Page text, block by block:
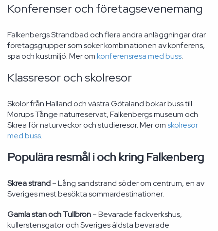
Konferenser och företagsevenemang
Falkenbergs Strandbad och flera andra anläggningar drar
företagsgrupper som söker kombinationen av konferens,
spa och kustmiljö. Mer omkonferensresa med buss.
Klassresor och skolresor
Skolor från Halland och västra Götaland bokar buss till
Morups Tånge naturreservat, Falkenbergs museum och
Skrea för naturveckor och studieresor. Mer omskolresor
med buss.
Populära resmål i och kring Falkenberg
Skrea strand– Lång sandstrand söder om centrum, en av
Sveriges mest besökta sommardestinationer.
Gamla stan och Tullbron– Bevarade fackverkshus,
kullerstensgator och Sveriges äldsta bevarade